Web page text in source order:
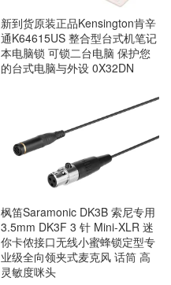
新到货原装正品Kensington肯辛
通K64615US 整合型台式机笔记
本电脑锁 可锁二台电脑 保护您
的台式电脑与外设 0X32DN
枫笛Saramonic DK3B 索尼专用
3.5mm DK3F 3 针 Mini-XLR 迷
你卡侬接口无线小蜜蜂锁定型专
业级全向领夹式麦克风 话筒 高
灵敏度咪头